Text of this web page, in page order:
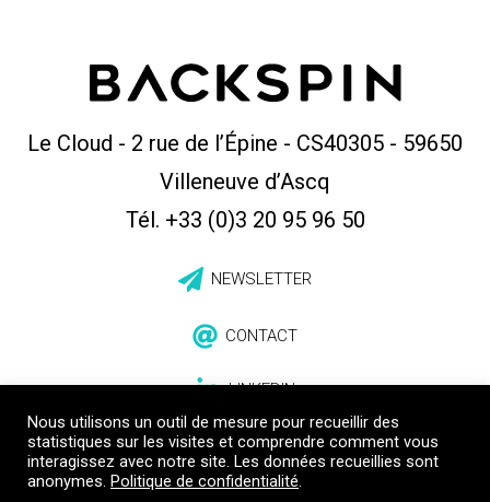
Le Cloud - 2 rue de l’Épine - CS40305 - 59650
Villeneuve d’Ascq
Tél. +33 (0)3 20 95 96 50
NEWSLETTER
CONTACT
LINKEDIN
Nous utilisons un outil de mesure pour recueillir des
statistiques sur les visites et comprendre comment vous
interagissez avec notre site. Les données recueillies sont
anonymes. Politique de confidentialité.